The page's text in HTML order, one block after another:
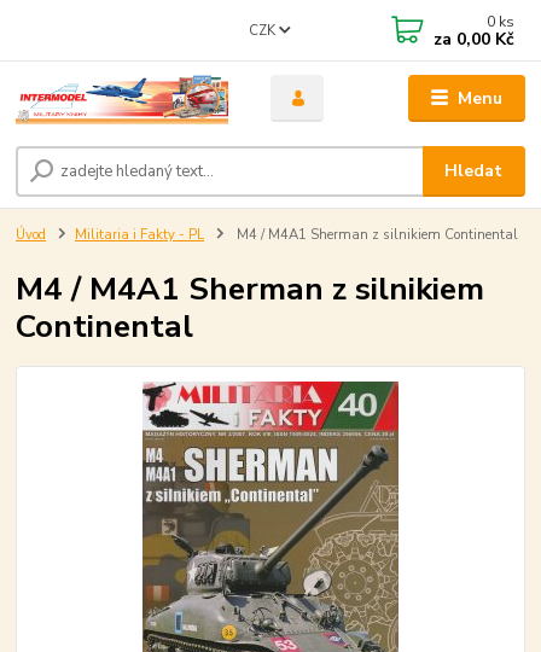
Menu
CZK
Hledat
0 ks
za 0,00 Kč
Úvod Militaria i Fakty - PL M4 / M4A1 Sherman z silnikiem Continental
M4 / M4A1 Sherman z silnikiem
Continental